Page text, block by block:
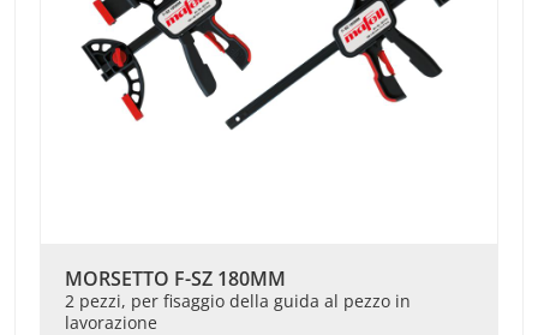
MORSETTO F-SZ 180MM
2 pezzi, per fisaggio della guida al pezzo in
lavorazione